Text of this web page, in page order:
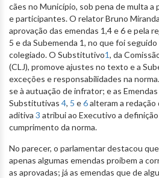
cães no Município, sob pena de multa
e participantes. O relator Bruno
aprovação das emendas 1,4 e 6 e pela
5 e da Subemenda 1, no que foi seguido
colegiado. O Substitutivo1, da
(CLJ), promove ajustes no texto e a
exceções e responsabilidades na
se à autuação de infrator; e as Emendas
Substitutivas 4, 5 e6alteram a
aditiva 3 atribui ao Executivo a
cumprimento da norma.
No parecer, o parlamentar destacou
apenas algumas emendas proíbem a
as aprovadas; já as emendas que de